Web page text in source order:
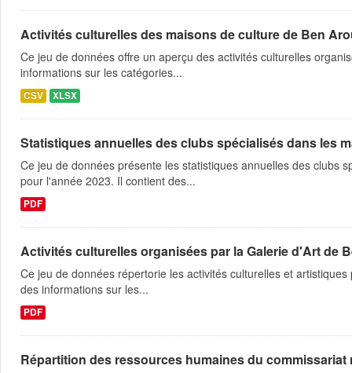
Activités culturelles des maisons de culture de Ben
Ce jeu de données offre un aperçu des activités culturelles
informations sur les catégories...
CSV XLSX
Statistiques annuelles des clubs spécialisés dans les
Ce jeu de données présente les statistiques annuelles des clubs
pour l'année 2023. Il contient des...
PDF
Activités culturelles organisées par la Galerie d'Art de
Ce jeu de données répertorie les activités culturelles et
des informations sur les...
PDF
Répartition des ressources humaines du commissariat